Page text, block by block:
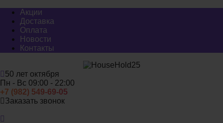
Акции
Доставка
Оплата
Новости
Контакты
50 лет октября
Пн - Вс 09:00 - 22:00
+7 (982) 549-69-05
Заказать звонок